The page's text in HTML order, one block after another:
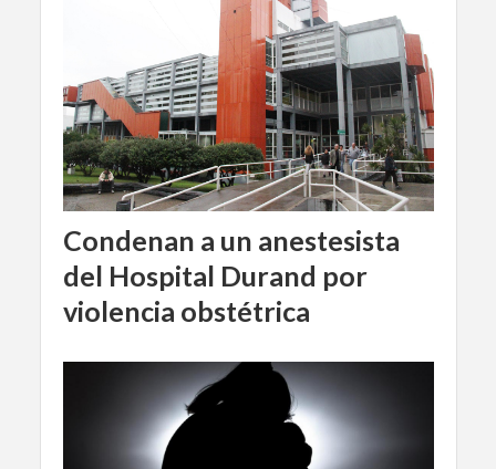
Condenan a un anestesista
del Hospital Durand por
violencia obstétrica